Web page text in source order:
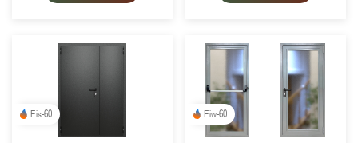
Eis-60 Eiw-60